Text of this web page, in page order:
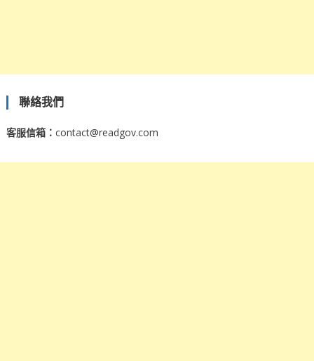
聯絡我們
客服信箱： contact@readgov.com